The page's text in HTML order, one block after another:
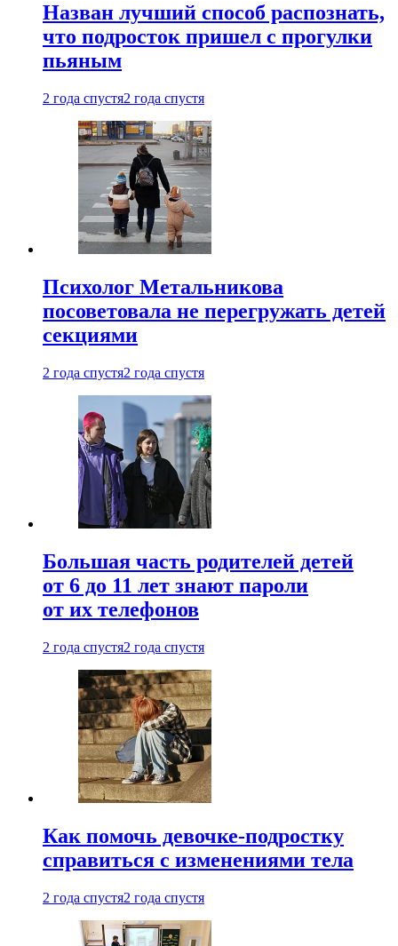
Назван лучший способ распознать,
что подросток пришел с прогулки
пьяным
2 года спустя2 года спустя
Психолог Метальникова
посоветовала не перегружать детей
секциями
2 года спустя2 года спустя
Большая часть родителей детей
от 6 до 11 лет знают пароли
от их телефонов
2 года спустя2 года спустя
Как помочь девочке-подростку
справиться с изменениями тела
2 года спустя2 года спустя